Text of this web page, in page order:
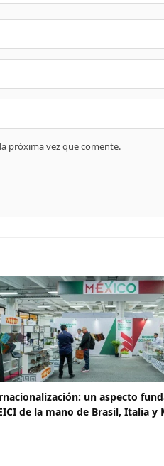
próxima vez que comente.
un aspecto
de la mano de Brasil, Italia y